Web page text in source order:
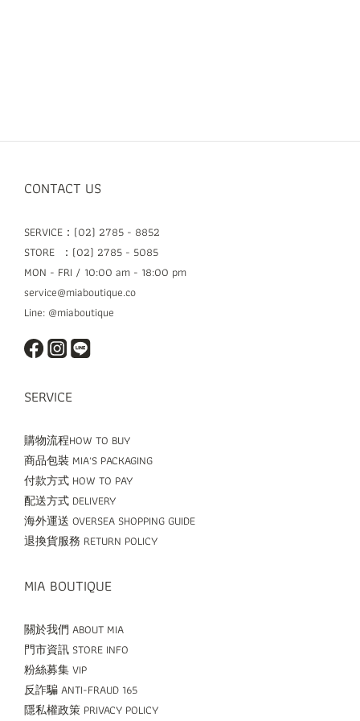
CONTACT US
SERVICE：(02) 2785 - 8852
STORE ：(02) 2785 - 5085
MON - FRI / 10:00 am - 18:00 pm
service@miaboutique.co
Line: @miaboutique
SERVICE
購物流程HOW TO BUY
商品包裝 MIA'S PACKAGING
付款方式 HOW TO PAY
配送方式 DELIVERY
海外運送 OVERSEA SHOPPING GUIDE
退換貨服務 RETURN POLICY
MIA BOUTIQUE
關於我們 ABOUT MIA
門市資訊 STORE INFO
粉絲募集 VIP
反詐騙 ANTI-FRAUD 165
隱私權政策 PRIVACY POLICY